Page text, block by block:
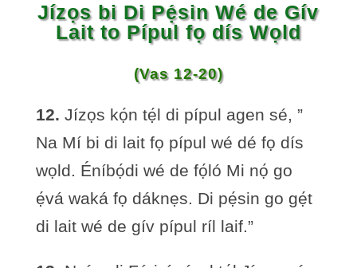
Jízọs bi Di Pẹ́sin Wé de Gív
Lait to Pípul fọ dís Wọld
(Vas 12-20)
12. Jízọs kọ́n tẹ́l di pípul agen sé, ”
Na Mí bi di lait fọ pípul wé dé fọ dís
wọld. Éníbọ́di wé de fọ́ló Mi nọ́ go
ẹ́vá waká fọ dáknẹs. Di pẹ́sin go gẹ́t
di lait wé de gív pípul ríl laif.”